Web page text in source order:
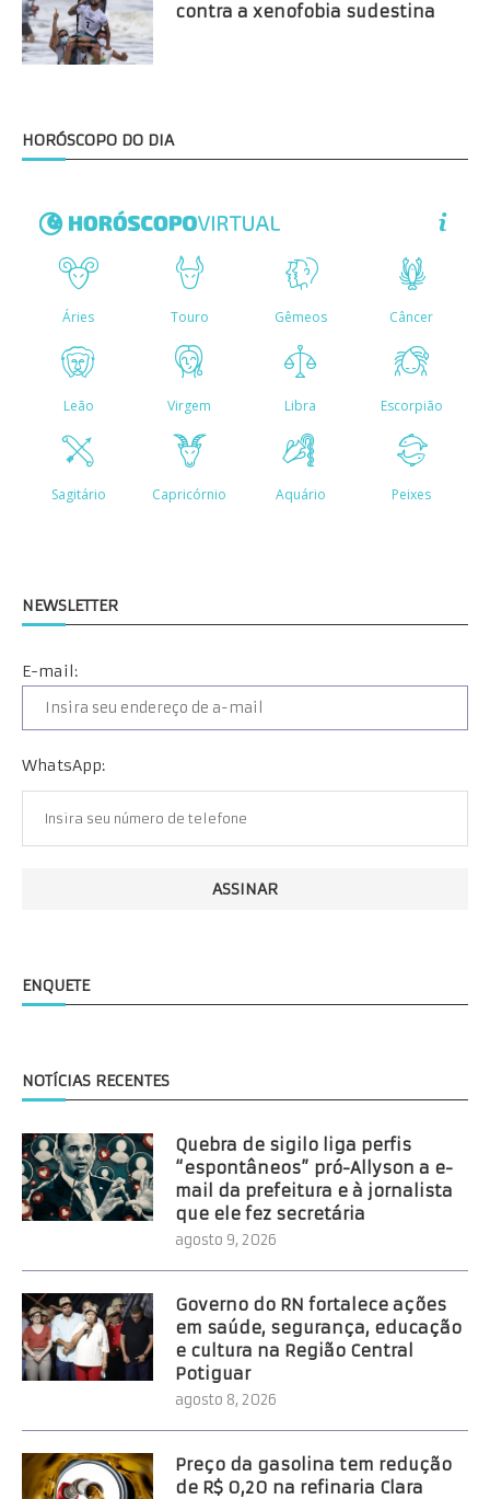
contra a xenofobia sudestina
HORÓSCOPO DO DIA
NEWSLETTER
E-mail:
WhatsApp:
ENQUETE
NOTÍCIAS RECENTES
Quebra de sigilo liga perfis
“espontâneos” pró-Allyson a e-
mail da prefeitura e à jornalista
que ele fez secretária
agosto 9, 2026
Governo do RN fortalece ações
em saúde, segurança, educação
e cultura na Região Central
Potiguar
agosto 8, 2026
Preço da gasolina tem redução
de R$ 0,20 na refinaria Clara